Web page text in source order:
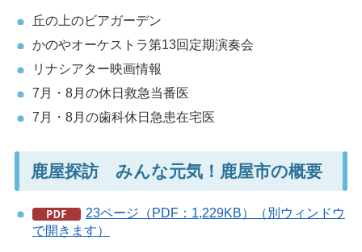
丘の上のビアガーデン
かのやオーケストラ第13回定期演奏会
リナシアター映画情報
7月・8月の休日救急当番医
7月・8月の歯科休日急患在宅医
鹿屋探訪 みんな元気！鹿屋市の概要
23ページ（PDF：1,229KB）（別ウィンドウ
で開きます）